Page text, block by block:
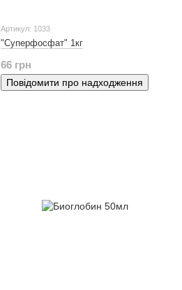
Артикул: 1033
"Суперфосфат" 1кг
66 грн
Повідомити про надходження